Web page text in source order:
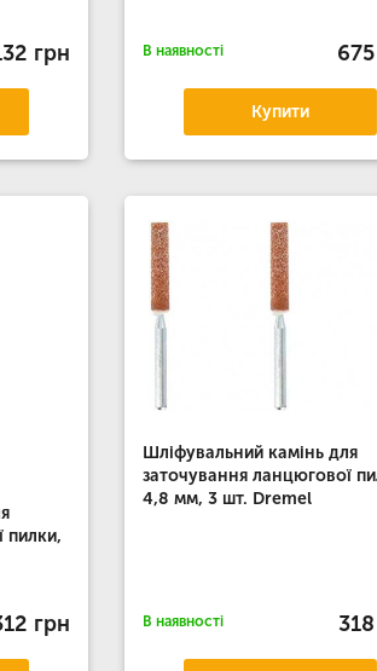
грн В наявності
Купити
пилки,
грн
Шліфувальний камінь для
заточування ланцюгової
4,8 мм, 3 шт. Dremel
В наявності